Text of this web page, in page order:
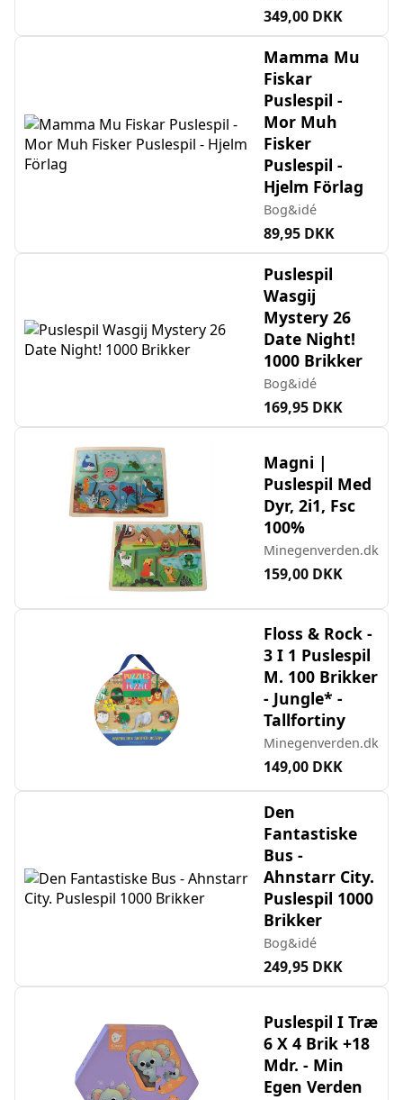
349,00 DKK
Mamma Mu
Fiskar
Puslespil -
Mor Muh
Fisker
Puslespil -
Hjelm Förlag
Bog&idé
89,95 DKK
Puslespil
Wasgij
Mystery 26
Date Night!
1000 Brikker
Bog&idé
169,95 DKK
Magni |
Puslespil Med
Dyr, 2i1, Fsc
100%
Minegenverden.dk
159,00 DKK
Floss & Rock -
3 I 1 Puslespil
M. 100 Brikker
- Jungle* -
Tallfortiny
Minegenverden.dk
149,00 DKK
Den
Fantastiske
Bus -
Ahnstarr City.
Puslespil 1000
Brikker
Bog&idé
249,95 DKK
Puslespil I Træ
6 X 4 Brik +18
Mdr. - Min
Egen Verden